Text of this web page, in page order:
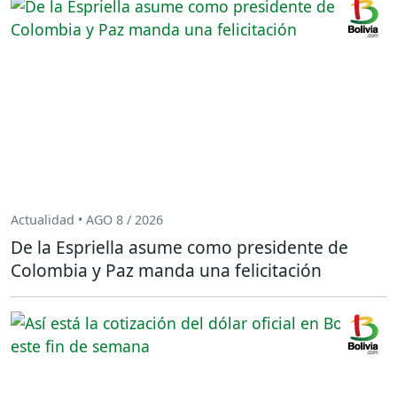
Actualidad • AGO 8 / 2026
De la Espriella asume como presidente de
Colombia y Paz manda una felicitación